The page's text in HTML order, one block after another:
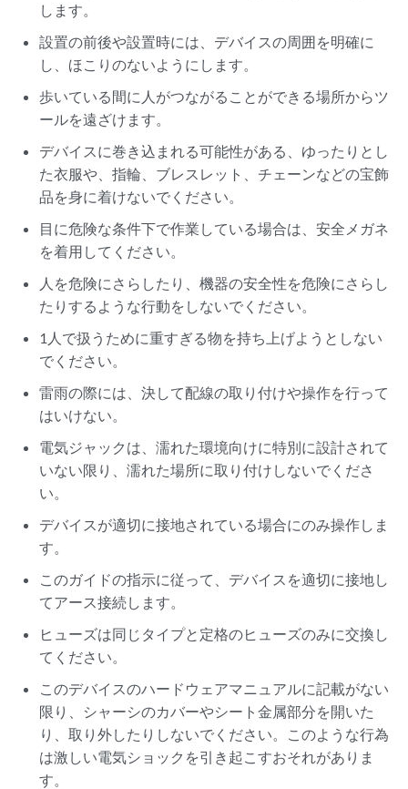
します。
設置の前後や設置時には、デバイスの周囲を明確に
し、ほこりのないようにします。
歩いている間に人がつながることができる場所からツ
ールを遠ざけます。
デバイスに巻き込まれる可能性がある、ゆったりとし
た衣服や、指輪、ブレスレット、チェーンなどの宝飾
品を身に着けないでください。
目に危険な条件下で作業している場合は、安全メガネ
を着用してください。
人を危険にさらしたり、機器の安全性を危険にさらし
たりするような行動をしないでください。
1人で扱うために重すぎる物を持ち上げようとしない
でください。
雷雨の際には、決して配線の取り付けや操作を行って
はいけない。
電気ジャックは、濡れた環境向けに特別に設計されて
いない限り、濡れた場所に取り付けしないでくださ
い。
デバイスが適切に接地されている場合にのみ操作しま
す。
このガイドの指示に従って、デバイスを適切に接地し
てアース接続します。
ヒューズは同じタイプと定格のヒューズのみに交換し
てください。
このデバイスのハードウェアマニュアルに記載がない
限り、シャーシのカバーやシート金属部分を開いた
り、取り外したりしないでください。このような行為
は激しい電気ショックを引き起こすおそれがありま
す。